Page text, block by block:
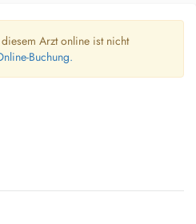
Arzt online ist nicht
Buchung.